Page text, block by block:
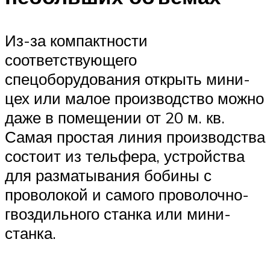
Из-за компактности
соответствующего
спецоборудования открыть мини-
цех или малое производство можно
даже в помещении от 20 м. кв.
Самая простая линия производства
состоит из тельфера, устройства
для разматывания бобины с
проволокой и самого проволочно-
гвоздильного станка или мини-
станка.